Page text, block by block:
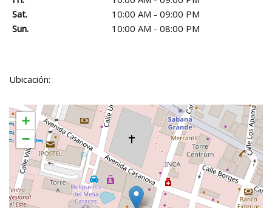
Sat.
10:00 AM - 09:00 PM
Sun.
10:00 AM - 08:00 PM
Ubicación:
+
−